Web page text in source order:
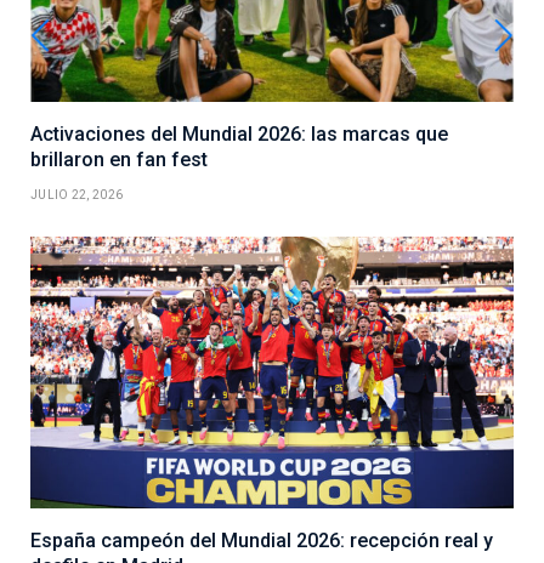
Activaciones del Mundial 2026: las marcas que
brillaron en fan fest
JULIO 22, 2026
España campeón del Mundial 2026: recepción real y